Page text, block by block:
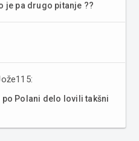
je pa drugo pitanje ??
po Polani delo lovili takšni